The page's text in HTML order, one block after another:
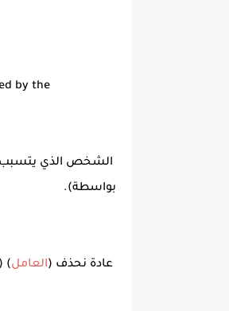
by the
بواسطة).
عادة نحذف (العامل)